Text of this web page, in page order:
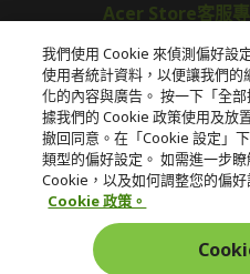
Acer Store客服
關於
服
宏碁網
在社群
我們使用 Cookie 來偵測偏好設
使用者統計資料，以便讓我們
化的內容與廣告。 按一下「全
據我們的 Cookie 政策使用及放
撤回同意。在「Cookie 設定」
類型的偏好設定。 如需進一步
Cookie，以及如何調整您的偏
Cookie 政策。